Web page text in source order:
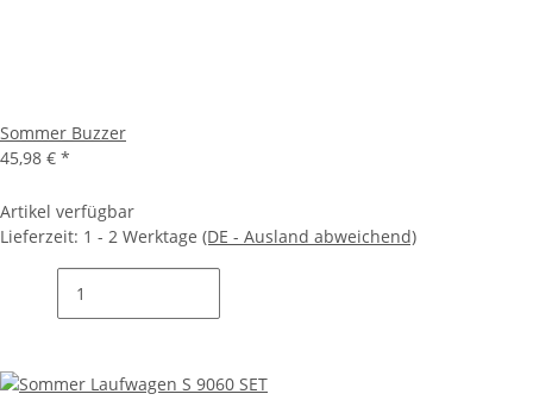
Sommer Buzzer
45,98 € *
Artikel verfügbar
Lieferzeit: 1 - 2 Werktage (DE - Ausland abweichend)